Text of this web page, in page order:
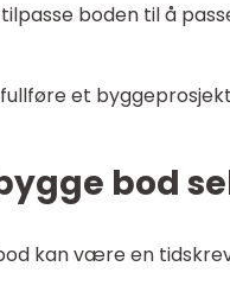
tilpasse boden til å
et
bod
kan være en